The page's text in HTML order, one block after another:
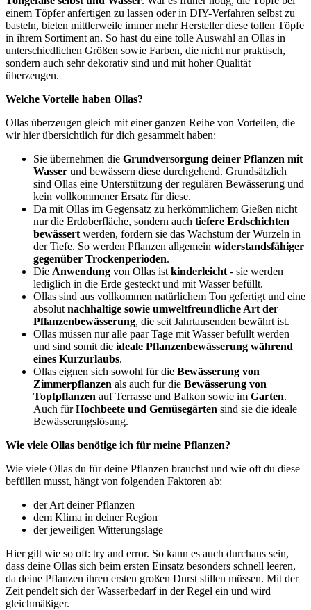
einem Töpfer anfertigen zu lassen oder in DIY-Verfahren selbst zu
basteln, bieten mittlerweile immer mehr Hersteller diese tollen Töpfe
in ihrem Sortiment an. So hast du eine tolle Auswahl an Ollas in
unterschiedlichen Größen sowie Farben, die nicht nur praktisch,
sondern auch sehr dekorativ sind und mit hoher Qualität
überzeugen.
Welche Vorteile haben Ollas?
Ollas überzeugen gleich mit einer ganzen Reihe von Vorteilen, die
wir hier übersichtlich für dich gesammelt haben:
Sie übernehmen die Grundversorgung deiner Pflanzen mit
Wasser und bewässern diese durchgehend. Grundsätzlich
sind Ollas eine Unterstützung der regulären Bewässerung und
kein vollkommener Ersatz für diese.
Da mit Ollas im Gegensatz zu herkömmlichem Gießen nicht
nur die Erdoberfläche, sondern auch tiefere Erdschichten
bewässert werden, fördern sie das Wachstum der Wurzeln in
der Tiefe. So werden Pflanzen allgemein widerstandsfähiger
gegenüber Trockenperioden.
Die Anwendung von Ollas ist kinderleicht - sie werden
lediglich in die Erde gesteckt und mit Wasser befüllt.
Ollas sind aus vollkommen natürlichem Ton gefertigt und eine
absolut nachhaltige sowie umweltfreundliche Art der
Pflanzenbewässerung, die seit Jahrtausenden bewährt ist.
Ollas müssen nur alle paar Tage mit Wasser befüllt werden
und sind somit die ideale Pflanzenbewässerung während
eines Kurzurlaubs.
Ollas eignen sich sowohl für die Bewässerung von
Zimmerpflanzen als auch für die Bewässerung von
Topfpflanzen auf Terrasse und Balkon sowie im Garten.
Auch fürHochbeete und Gemüsegärten sind sie die ideale
Bewässerungslösung.
Wie viele Ollas benötige ich für meine Pflanzen?
Wie viele Ollas du für deine Pflanzen brauchst und wie oft du diese
befüllen musst, hängt von folgenden Faktoren ab:
der Art deiner Pflanzen
dem Klima in deiner Region
der jeweiligen Witterungslage
Hier gilt wie so oft: try and error. So kann es auch durchaus sein,
dass deine Ollas sich beim ersten Einsatz besonders schnell leeren,
da deine Pflanzen ihren ersten großen Durst stillen müssen. Mit der
Zeit pendelt sich der Wasserbedarf in der Regel ein und wird
gleichmäßiger.